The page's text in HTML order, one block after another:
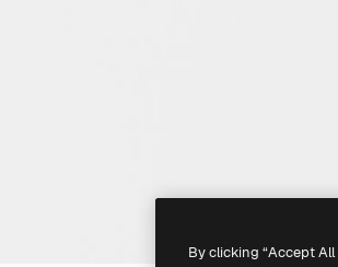
By clicking “Accept